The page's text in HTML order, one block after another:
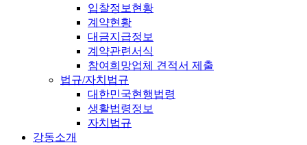
입찰정보현황
계약현황
대금지급정보
계약관련서식
참여희망업체 견적서 제출
법규/자치법규
대한민국현행법령
생활법령정보
자치법규
강동소개